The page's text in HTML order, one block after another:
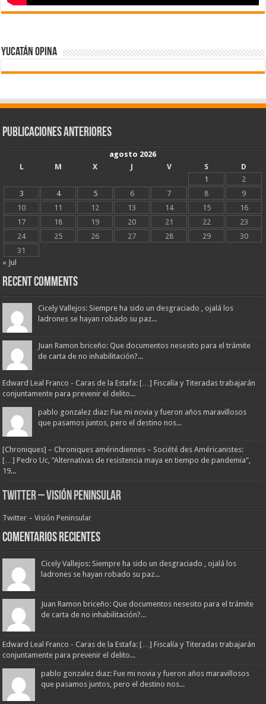
Yucatán Opina
Publicaciones Anteriores
agosto 2026
L
M X J V S
D
1
2
3
4 5 6 7 8
9
10
11 12 13 14 15
16
17
18 19 20 21 22
23
24
25 26 27 28 29
30
31
« Jul
Recent Comments
Cicely Vallejos: Siempre ha sido un desgraciado , ojalá los
ladrones se hayan robado su paz...
Juan Ramon briceño: Que documentos nesesito para el trámite
de carta de no inhabilitación?...
Edward Leal Franco - Caras de la Estafa: […] Fiscalía y Titeradas trabajarán
conjuntamente para prevenir el delito...
pablo gonzalez diaz: Fue mi novia y fueron años maravillosos
que pasamos juntos, pero el destino nos...
[Chroniques] – Chroniques amérindiennes – Société des Américanistes:
[…] Pedro Uc, “Alternativas de resistencia maya en tiempo de pandemia”,
19...
Twitter – Visión Peninsular
Twitter – Visión Peninsular
Comentarios Recientes
Cicely Vallejos: Siempre ha sido un desgraciado , ojalá los
ladrones se hayan robado su paz...
Juan Ramon briceño: Que documentos nesesito para el trámite
de carta de no inhabilitación?...
Edward Leal Franco - Caras de la Estafa: […] Fiscalía y Titeradas trabajarán
conjuntamente para prevenir el delito...
pablo gonzalez diaz: Fue mi novia y fueron años maravillosos
que pasamos juntos, pero el destino nos...